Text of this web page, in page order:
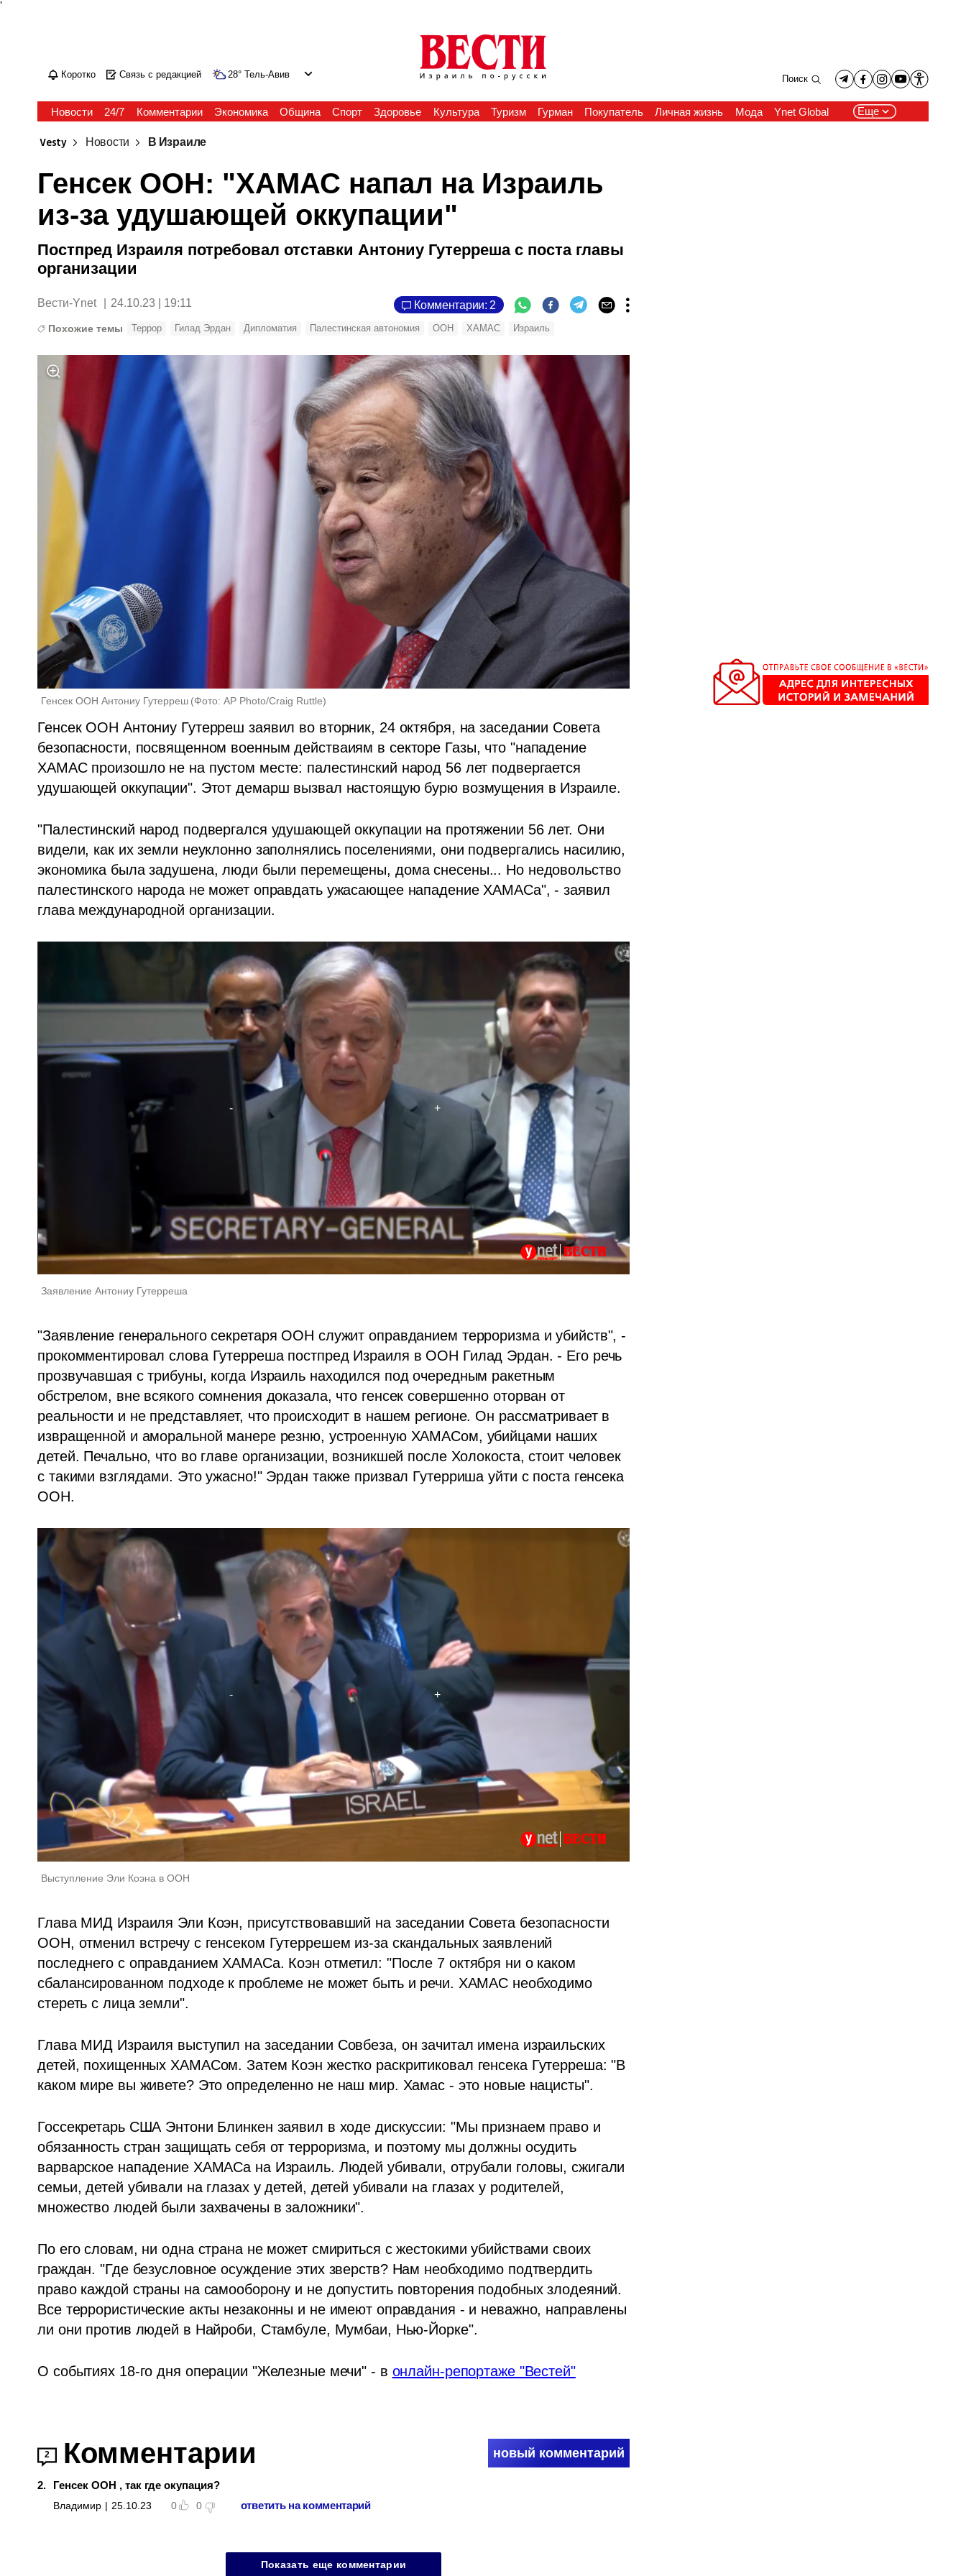
'
Коротко Связь с редакцией 28° Тель-Авив Поиск
Новости 24/7 Комментарии Экономика Община Спорт Здоровье Культура Туризм Гурман Покупатель Личная жизнь Мода Ynet Global Еще
Vesty Новости В Израиле
Генсек ООН: "ХАМАС напал на Израиль
из-за удушающей оккупации"
Постпред Израиля потребовал отставки Антониу Гутерреша с поста главы
организации
Вести-Ynet 24.10.23 | 19:11 Комментарии: 2
Похожие темы Террор Гилад Эрдан Дипломатия Палестинская автономия ООН ХАМАС Израиль
Генсек ООН Антониу Гутерреш (Фото: AP Photo/Craig Ruttle)
Генсек ООН Антониу Гутерреш заявил во вторник, 24 октября, на заседании Совета
безопасности, посвященном военным действаиям в секторе Газы, что "нападение
ХАМАС произошло не на пустом месте: палестинский народ 56 лет подвергается
удушающей оккупации". Этот демарш вызвал настоящую бурю возмущения в Израиле.
"Палестинский народ подвергался удушающей оккупации на протяжении 56 лет. Они
видели, как их земли неуклонно заполнялись поселениями, они подвергались насилию,
экономика была задушена, люди были перемещены, дома снесены... Но недовольство
палестинского народа не может оправдать ужасающее нападение ХАМАСа", - заявил
глава международной организации.
Заявление Антониу Гутерреша
"Заявление генерального секретаря ООН служит оправданием терроризма и убийств", -
прокомментировал слова Гутерреша постпред Израиля в ООН Гилад Эрдан. - Его речь
прозвучавшая с трибуны, когда Израиль находился под очередным ракетным
обстрелом, вне всякого сомнения доказала, что генсек совершенно оторван от
реальности и не представляет, что происходит в нашем регионе. Он рассматривает в
извращенной и аморальной манере резню, устроенную ХАМАСом, убийцами наших
детей. Печально, что во главе организации, возникшей после Холокоста, стоит человек
с такими взглядами. Это ужасно!" Эрдан также призвал Гутерриша уйти с поста генсека
ООН.
Выступление Эли Коэна в ООН
Глава МИД Израиля Эли Коэн, присутствовавший на заседании Совета безопасности
ООН, отменил встречу с генсеком Гутеррешем из-за скандальных заявлений
последнего с оправданием ХАМАСа. Коэн отметил: "После 7 октября ни о каком
сбалансированном подходе к проблеме не может быть и речи. ХАМАС необходимо
стереть с лица земли".
Глава МИД Израиля выступил на заседании Совбеза, он зачитал имена израильских
детей, похищенных ХАМАСом. Затем Коэн жестко раскритиковал генсека Гутерреша: "В
каком мире вы живете? Это определенно не наш мир. Хамас - это новые нацисты".
Госсекретарь США Энтони Блинкен заявил в ходе дискуссии: "Мы признаем право и
обязанность стран защищать себя от терроризма, и поэтому мы должны осудить
варварское нападение ХАМАСа на Израиль. Людей убивали, отрубали головы, сжигали
семьи, детей убивали на глазах у детей, детей убивали на глазах у родителей,
множество людей были захвачены в заложники".
По его словам, ни одна страна не может смириться с жестокими убийствами своих
граждан. "Где безусловное осуждение этих зверств? Нам необходимо подтвердить
право каждой страны на самооборону и не допустить повторения подобных злодеяний.
Все террористические акты незаконны и не имеют оправдания - и неважно, направлены
ли они против людей в Найроби, Стамбуле, Мумбаи, Нью-Йорке".
О событиях 18-го дня операции "Железные мечи" - в онлайн-репортаже "Вестей"
2 Комментарии новый комментарий
2. Генсек ООН , так где окупация?
Владимир | 25.10.23 0 0 ответить на комментарий
Показать еще комментарии